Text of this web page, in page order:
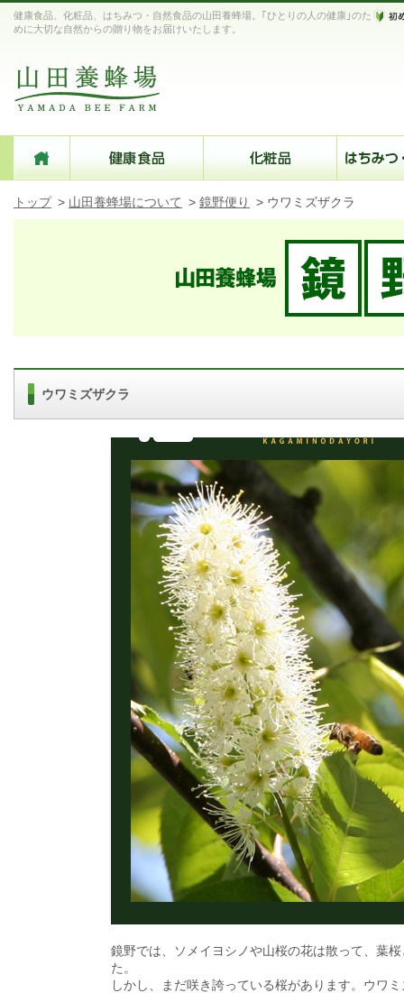
健康食品、化粧品、はちみつ・自然食品の山田養蜂場。｢ひとりの人の健康｣のた
めに大切な自然からの贈り物をお届けいたします。
トップ > 山田養蜂場について > 鏡野便り > ウワミズザクラ
ウワミズザクラ
鏡野では、ソメイヨシノや山桜の花は散って、葉
た。
しかし、まだ咲き誇っている桜があります。ウワ